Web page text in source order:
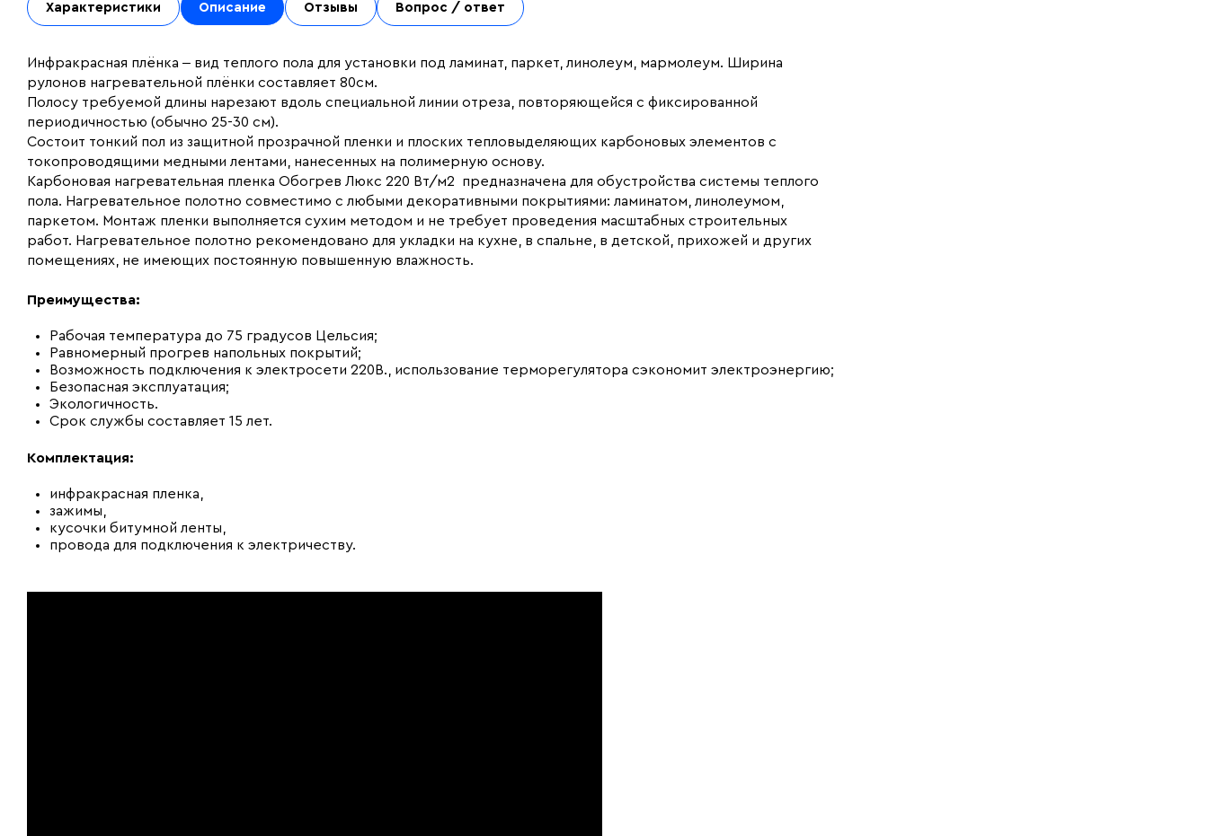
Характеристики Описание Отзывы Вопрос / ответ
Инфракрасная плёнка ‒ вид теплого пола для установки под ламинат, паркет, линолеум, мармолеум. Ширина
рулонов нагревательной плёнки составляет 80см.
Полосу требуемой длины нарезают вдоль специальной линии отреза, повторяющейся с фиксированной
периодичностью (обычно 25-30 см).
Состоит тонкий пол из защитной прозрачной пленки и плоских тепловыделяющих карбоновых элементов с
токопроводящими медными лентами, нанесенных на полимерную основу.
Карбоновая нагревательная пленка Обогрев Люкс 220 Вт/м2 предназначена для обустройства системы теплого
пола. Нагревательное полотно совместимо с любыми декоративными покрытиями: ламинатом, линолеумом,
паркетом. Монтаж пленки выполняется сухим методом и не требует проведения масштабных строительных
работ. Нагревательное полотно рекомендовано для укладки на кухне, в спальне, в детской, прихожей и других
помещениях, не имеющих постоянную повышенную влажность.
Преимущества:
Рабочая температура до 75 градусов Цельсия;
Равномерный прогрев напольных покрытий;
Возможность подключения к электросети 220В., использование терморегулятора сэкономит электроэнергию;
Безопасная эксплуатация;
Экологичность.
Срок службы составляет 15 лет.
Комплектация:
инфракрасная пленка,
зажимы,
кусочки битумной ленты,
провода для подключения к электричеству.